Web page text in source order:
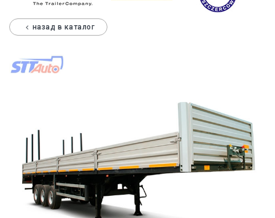
назад в каталог